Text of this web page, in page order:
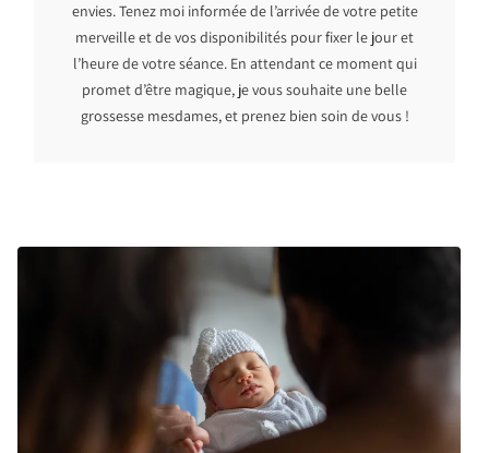
envies. Tenez moi informée de l’arrivée de votre petite
merveille et de vos disponibilités pour fixer le jour et
l’heure de votre séance. En attendant ce moment qui
promet d’être magique, je vous souhaite une belle
grossesse mesdames, et prenez bien soin de vous !